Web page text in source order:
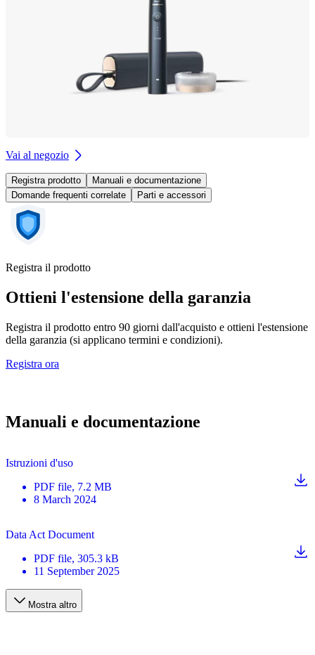
Vai al negozio
Registra prodotto
Manuali e documentazione
Domande frequenti correlate
Parti e accessori
Registra il prodotto
Ottieni l'estensione della garanzia
Registra il prodotto entro 90 giorni dall'acquisto e ottieni l'estensione
della garanzia (si applicano termini e condizioni).
Registra ora
Manuali e documentazione
Istruzioni d'uso
PDF file, 7.2 MB
8 March 2024
Data Act Document
PDF file, 305.3 kB
11 September 2025
Mostra altro